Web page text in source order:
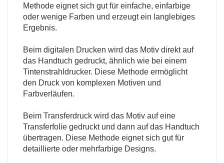
Methode eignet sich gut für einfache, einfarbige
oder wenige Farben und erzeugt ein langlebiges
Ergebnis.
Beim digitalen Drucken wird das Motiv direkt auf
das Handtuch gedruckt, ähnlich wie bei einem
Tintenstrahldrucker. Diese Methode ermöglicht
den Druck von komplexen Motiven und
Farbverläufen.
Beim Transferdruck wird das Motiv auf eine
Transferfolie gedruckt und dann auf das Handtuch
übertragen. Diese Methode eignet sich gut für
detaillierte oder mehrfarbige Designs.